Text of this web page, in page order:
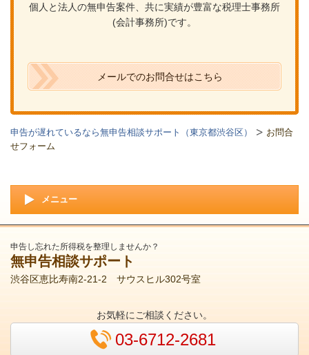
個人と法人の無申告案件、共に実績が豊富な税理士事務所
(会計事務所)です。
メールでのお問合せはこちら
申告が遅れているなら無申告相談サポート（東京都渋谷区）
お問合
せフォーム
メニュー
申告し忘れた所得税を整理しませんか？
無申告相談サポート
渋谷区恵比寿南2-21-2 サウスヒル302号室
お気軽にご相談ください。
03-6712-2681